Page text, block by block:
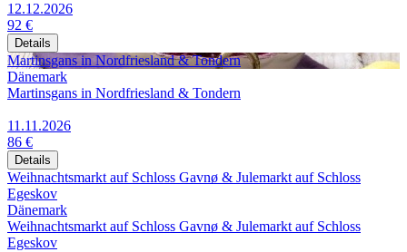
12.12.2026
92 €
Details
Martinsgans in Nordfriesland & Tondern
Dänemark
Martinsgans in Nordfriesland & Tondern
11.11.2026
86 €
Details
Weihnachtsmarkt auf Schloss Gavnø & Julemarkt auf Schloss
Egeskov
Dänemark
Weihnachtsmarkt auf Schloss Gavnø & Julemarkt auf Schloss
Egeskov